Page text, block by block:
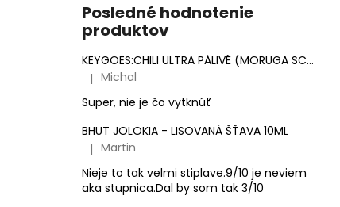
Posledné hodnotenie
produktov
KEYGOES:CHILI ULTRA PÁLIVÉ (MORUGA SCORPION & CAROLINA REAPER)
Hodnotenie produktu je 5 z 5 hviezdičiek.
| Michal
Super, nie je čo vytknúť
BHUT JOLOKIA - LISOVANÁ ŠŤAVA 10ML
Hodnotenie produktu je 3 z 5 hviezdičiek.
| Martin
Nieje to tak velmi stiplave.9/10 je neviem
aka stupnica.Dal by som tak 3/10